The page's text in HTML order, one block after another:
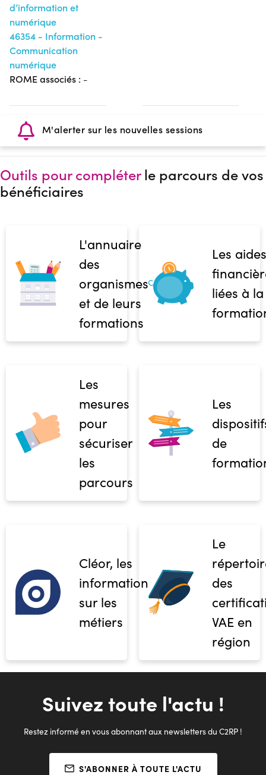
d’information et
numérique
46354 - Information -
Communication
numérique
ROME associés : -
M'alerter sur les nouvelles sessions
Outils pour compléterle parcours de vos
bénéficiaires
L'annuaire
des
organismes
et de leurs
formations
Les aides
liées à la
Les
mesures
pour
sécuriser
les
parcours
Les
de
Cléor, les
informations
sur les
métiers
Le
des
VAE en
région
Suivez toute l'actu !
Restez informé en vous abonnant aux newsletters du C2RP !
S'ABONNER À TOUTE L'ACTU